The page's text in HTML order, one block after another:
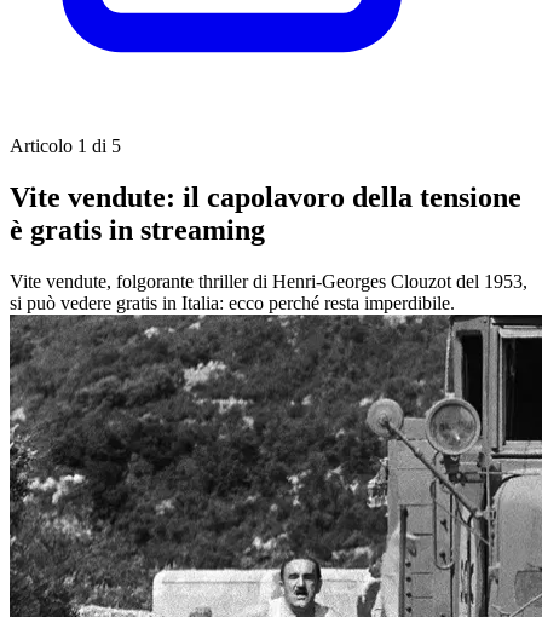
Articolo 1 di 5
Vite vendute: il capolavoro della tensione
è gratis in streaming
Vite vendute, folgorante thriller di Henri-Georges Clouzot del 1953,
si può vedere gratis in Italia: ecco perché resta imperdibile.